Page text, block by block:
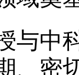
中科
、密